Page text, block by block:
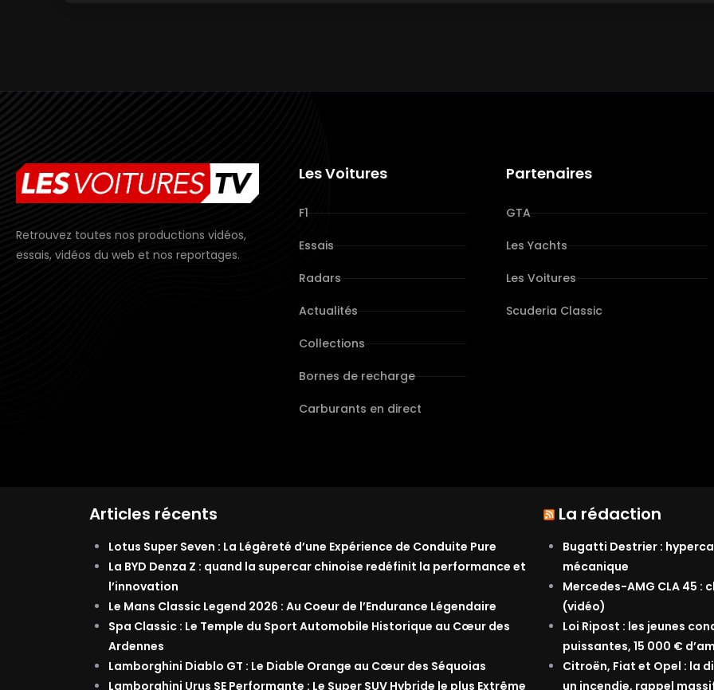
Retrouvez toutes nos productions vidéos,
essais, vidéos du web et nos reportages.
Les Voitures
F1
Essais
Radars
Actualités
Collections
Bornes de recharge
Carburants en direct
Partenaires
GTA
Les Yachts
Les Voitures
Scuderia Classic
Articles récents
Lotus Super Seven : La Légèreté d’une Expérience de Conduite Pure
La BYD Denza Z : quand la supercar chinoise redéfinit la performance et
l’innovation
Le Mans Classic Legend 2026 : Au Coeur de l’Endurance Légendaire
Spa Classic : Le Temple du Sport Automobile Historique au Cœur des
Ardennes
Lamborghini Diablo GT : Le Diable Orange au Cœur des Séquoias
Lamborghini Urus SE Performante : Le Super SUV Hybride le plus Extrême
La rédaction
Bugatti Destrier :
mécanique
Mercedes-AMG CLA 45 :
(vidéo)
Loi Ripost : les jeunes
puissantes, 15 000 €
Citroën, Fiat et Opel : la
un incendie, rappel